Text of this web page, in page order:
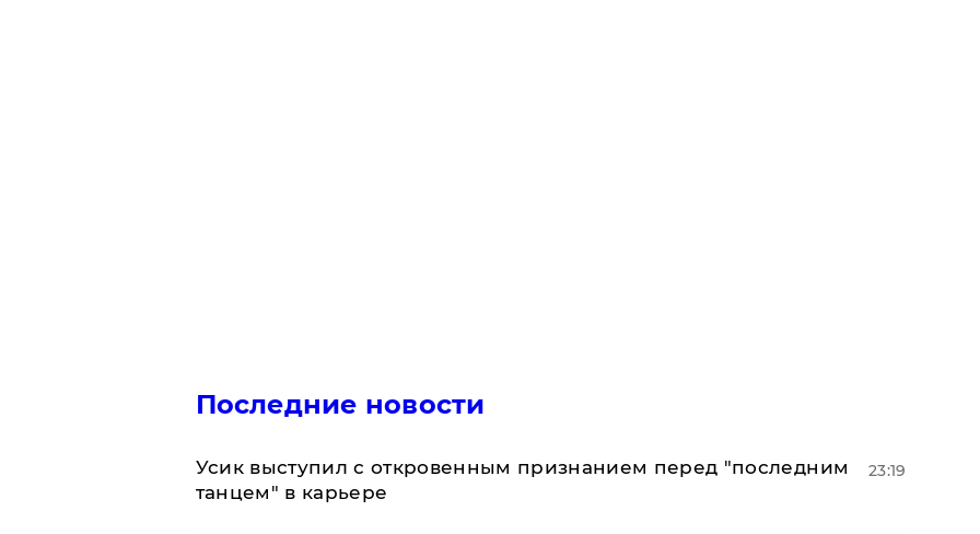
Последние новости
Усик выступил с откровенным признанием перед "последним
танцем" в карьере
23:19